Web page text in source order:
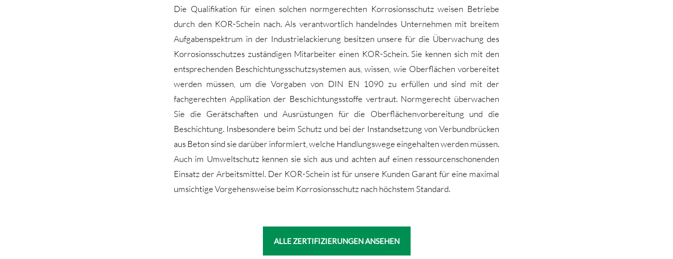
Die Qualifikation für einen solchen normgerechten Korrosionsschutz weisen Betriebe
durch den KOR-Schein nach. Als verantwortlich handelndes Unternehmen mit breitem
Aufgabenspektrum in der Industrielackierung besitzen unsere für die Überwachung des
Korrosionsschutzes zuständigen Mitarbeiter einen KOR-Schein. Sie kennen sich mit den
entsprechenden Beschichtungsschutzsystemen aus, wissen, wie Oberflächen vorbereitet
werden müssen, um die Vorgaben von DIN EN 1090 zu erfüllen und sind mit der
fachgerechten Applikation der Beschichtungsstoffe vertraut. Normgerecht überwachen
Sie die Gerätschaften und Ausrüstungen für die Oberflächenvorbereitung und die
Beschichtung. Insbesondere beim Schutz und bei der Instandsetzung von Verbundbrücken
aus Beton sind sie darüber informiert, welche Handlungswege eingehalten werden müssen.
Auch im Umweltschutz kennen sie sich aus und achten auf einen ressourcenschonenden
Einsatz der Arbeitsmittel. Der KOR-Schein ist für unsere Kunden Garant für eine maximal
umsichtige Vorgehensweise beim Korrosionsschutz nach höchstem Standard.
ALLE ZERTIFIZIERUNGEN ANSEHEN